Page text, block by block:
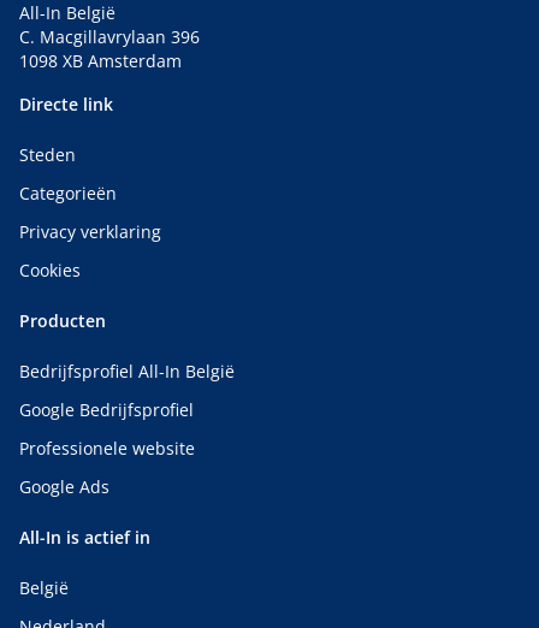
All-In België
C. Macgillavrylaan 396
1098 XB Amsterdam
Directe link
Steden
Categorieën
Privacy verklaring
Cookies
Producten
Bedrijfsprofiel All-In België
Google Bedrijfsprofiel
Professionele website
Google Ads
All-In is actief in
België